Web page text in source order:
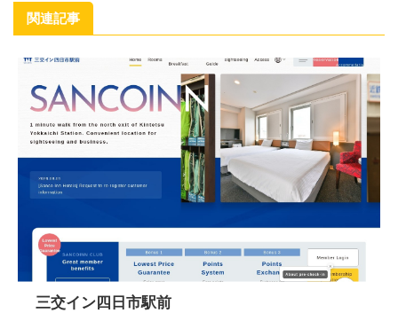
関連記事
三交イン四日市駅前